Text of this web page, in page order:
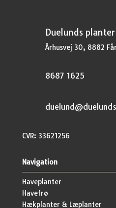
Duelunds planter
Århusvej 30, 8882
8687 1625
CVR: 33621256
Navigation
Haveplanter
Havefrø
Hækplanter & Læplanter